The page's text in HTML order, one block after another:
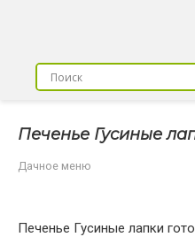
Печенье Гусиные
Дачное меню
Печенье Гусиные лапки